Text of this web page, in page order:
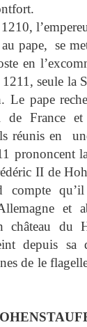
pape, se
en
seule la
Le pape
de France et
réunis en
prononcent
II de
compte
et
château du
depuis sa
de le